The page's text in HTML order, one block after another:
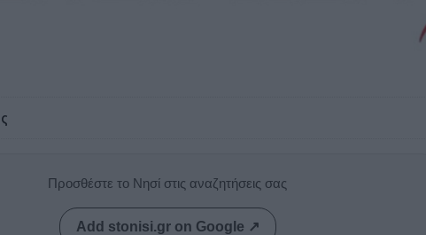
Προσθέστε το Νησί στις αναζητήσεις σας
Add stonisi.gr on Google ↗